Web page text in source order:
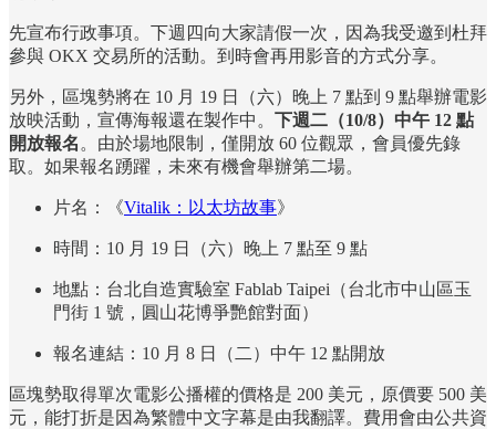
先宣布行政事項。下週四向大家請假一次，因為我受邀到杜拜
參與 OKX 交易所的活動。到時會再用影音的方式分享。
另外，區塊勢將在 10 月 19 日（六）晚上 7 點到 9 點舉辦電影
放映活動，宣傳海報還在製作中。 下週二（10/8）中午 12 點
開放報名 。由於場地限制，僅開放 60 位觀眾，會員優先錄
取。如果報名踴躍，未來有機會舉辦第二場。
片名：《Vitalik：以太坊故事》
時間：10 月 19 日（六）晚上 7 點至 9 點
地點：台北自造實驗室 Fablab Taipei（台北市中山區玉
門街 1 號，圓山花博爭艷館對面）
報名連結：10 月 8 日（二）中午 12 點開放
區塊勢取得單次電影公播權的價格是 200 美元，原價要 500 美
元，能打折是因為繁體中文字幕是由我翻譯。費用會由公共資